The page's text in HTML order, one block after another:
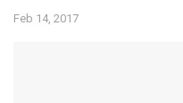
Feb 14, 2017